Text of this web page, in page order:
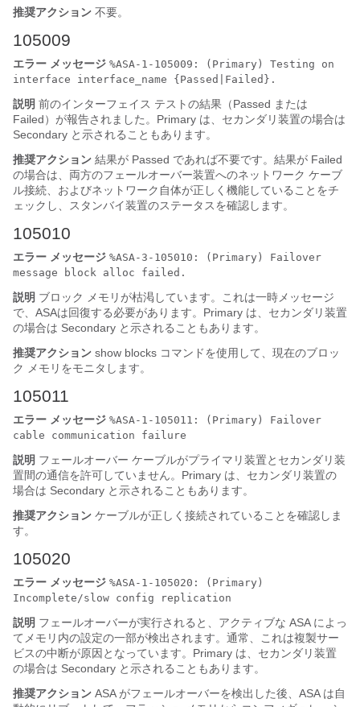
推奨アクション 不要。
105009
エラー メッセージ %ASA-1-105009: (Primary) Testing on
interface interface_name {Passed|Failed}.
説明 前のインターフェイス テストの結果（Passed または
Failed）が報告されました。Primary は、セカンダリ装置の場合は
Secondary と示されることもあります。
推奨アクション 結果が Passed であれば不要です。結果が Failed
の場合は、両方のフェールオーバー装置へのネットワーク ケーブ
ル接続、およびネットワーク自体が正しく機能していることをチ
ェックし、スタンバイ装置のステータスを確認します。
105010
エラー メッセージ %ASA-3-105010: (Primary) Failover
message block alloc failed.
説明 ブロック メモリが枯渇しています。これは一時メッセージ
で、 ASAは回復する必要があります。Primary は、セカンダリ装置
の場合は Secondary と示されることもあります。
推奨アクション show blocks コマンドを使用して、現在のブロッ
ク メモリをモニタします。
105011
エラー メッセージ %ASA-1-105011: (Primary) Failover
cable communication failure
説明 フェールオーバー ケーブルがプライマリ装置とセカンダリ装
置間の通信を許可していません。Primary は、セカンダリ装置の
場合は Secondary と示されることもあります。
推奨アクション ケーブルが正しく接続されていることを確認しま
す。
105020
エラー メッセージ %ASA-1-105020: (Primary)
Incomplete/slow config replication
説明 フェールオーバーが実行されると、アクティブな ASAによっ
てメモリ内の設定の一部が検出されます。通常、これは複製サー
ビスの中断が原因となっています。Primary は、セカンダリ装置
の場合は Secondary と示されることもあります。
推奨アクション ASAがフェールオーバーを検出した後、 ASAは自